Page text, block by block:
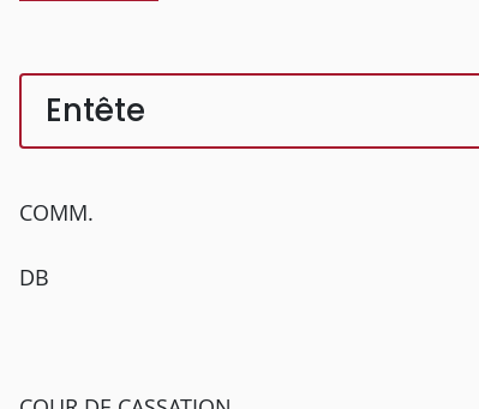
Entête
COMM.
DB